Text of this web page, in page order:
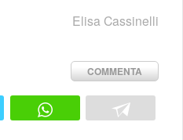
Elisa Cassinelli
COMMENTA